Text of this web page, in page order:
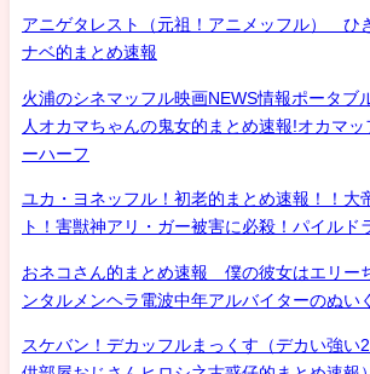
アニゲタレスト（元祖！アニメッフル） ひ
ナベ的まとめ速報
火浦のシネマッフル映画NEWS情報ポータブ
人オカマちゃんの鬼女的まとめ速報!オカマ
ーハーフ
ユカ・ヨネッフル！初老的まとめ速報！！大
ト！害獣神アリ・ガー被害に必殺！パイルド
おネコさん的まとめ速報 僕の彼女はエリー
ンタルメンヘラ電波中年アルバイターのぬい
スケバン！デカッフルまっくす（デカい強い